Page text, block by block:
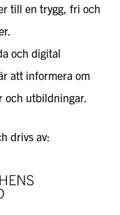
till en trygg, fri och
och digital
att informera om
och utbildningar.
drivs av: